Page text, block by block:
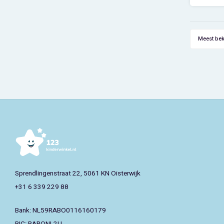
Meest
Sprendlingenstraat 22, 5061 KN Oisterwijk
+31 6 339 229 88
Bank: NL59RABO0116160179